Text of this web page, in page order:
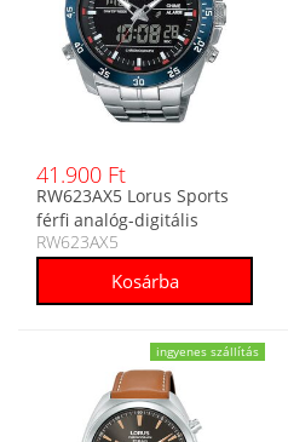
41.900 Ft
RW623AX5 Lorus Sports
férfi analóg-digitális
karóra
RW623AX5
ingyenes szállítás